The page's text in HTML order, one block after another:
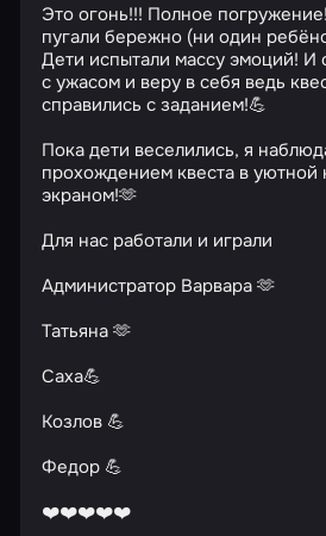
Это огонь!!! Полное
пугали бережно (ни один
Дети испытали массу эмоций! И
с ужасом и веру в себя ведь
справились с заданием!💪
Пока дети веселились, я
прохождением квеста в
экраном!🫶
Для нас работали и играли
Администратор Варвара 🫶
Татьяна 🫶
Саха💪
Козлов 💪
Федор 💪
❤️❤️❤️❤️❤️